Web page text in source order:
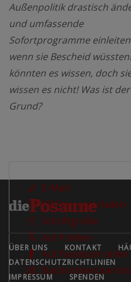
Außenpolitik drastisch
und umfassende
Sofortprogramme
wenn sie Bescheid
könnten es wissen, doch
wissen es nicht! Was ist der
Grund?
E-Mail
PDF herunterladen
Schriftgröße
Auf X teilen
Auf Facebook teilen
ÜBER UNS KONTAKT
DATENSCHUTZRICHTLINIEN
IMPRESSUM
SPENDEN